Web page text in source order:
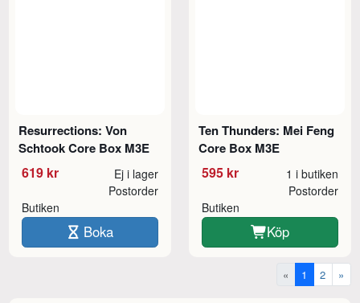
Resurrections: Von
Schtook Core Box M3E
619 kr Ej i lager
Butiken
Postorder
Boka
Ten Thunders: Mei Feng
Core Box M3E
595 kr 1 i butiken
Butiken
Postorder
Köp
« 1 2 »